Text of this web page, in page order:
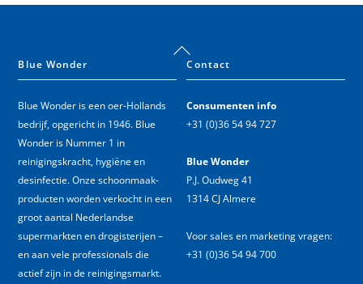
Back
To
Top
Blue Wonder
Blue Wonder is een oer-Hollands
bedrijf, opgericht in 1946. Blue
Wonder is Nummer 1 in
reinigingskracht, hygiëne en
desinfectie. Onze schoonmaak­
producten worden verkocht in een
groot aantal Nederlandse
supermarkten en drogisterijen –
en aan vele professionals die
actief zijn in de reinigingsmarkt.
Contact
Consumenten info
+31 (0)36 54 94 727
Blue Wonder
P.J. Oudweg 41
1314 CJ Almere
Voor sales en marketing vragen:
+31 (0)36 54 94 700